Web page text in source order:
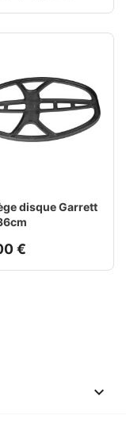
disque Garrett
€
